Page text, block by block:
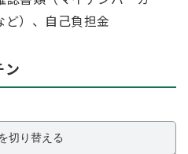
ど）、自己負担金
ン
切り替える